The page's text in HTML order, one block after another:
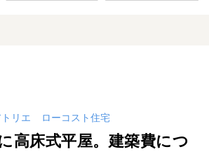
リエ ローコスト住宅
高床式平屋。建築費につ